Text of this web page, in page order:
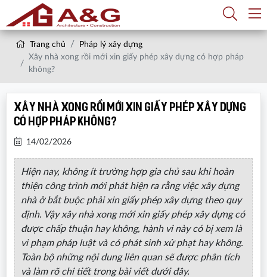
Trang chủ
Pháp lý xây dựng
Xây nhà xong rồi mới xin giấy phép xây dựng có hợp pháp
không?
Xây nhà xong rồi mới xin giấy phép xây dựng
có hợp pháp không?
14/02/2026
Hiện nay, không ít trường hợp gia chủ sau khi hoàn
thiện công trình mới phát hiện ra rằng việc xây dựng
nhà ở bắt buộc phải xin giấy phép xây dựng theo quy
định. Vậy xây nhà xong mới xin giấy phép xây dựng có
được chấp thuận hay không, hành vi này có bị xem là
vi phạm pháp luật và có phát sinh xử phạt hay không.
Toàn bộ những nội dung liên quan sẽ được phân tích
và làm rõ chi tiết trong bài viết dưới đây.